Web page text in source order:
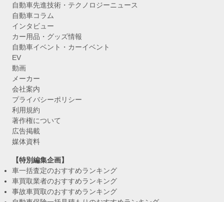
自動車先進技術・テクノロジーニュース
自動車コラム
インタビュー
カー用品・グッズ情報
自動車イベント・カーイベント
EV
動画
メーカー
会社案内
プライバシーポリシー
利用規約
著作権について
広告掲載
媒体資料
【特別編集企画】
車一括査定のおすすめランキング
車買取業者のおすすめランキング
事故車買取のおすすめランキング